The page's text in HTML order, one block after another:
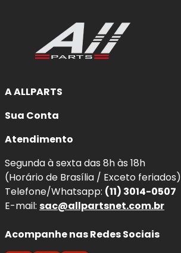
A ALLPARTS
Sua Conta
Atendimento
Segunda à sexta das 8h às 18h
(Horário de Brasília / Exceto feriados)
Telefone/Whatsapp: (11) 3014-0507
E-mail: sac@allpartsnet.com.br
Acompanhe nas Redes Sociais